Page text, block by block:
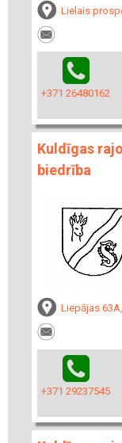
Lielais
+371 26480162
Kuldīgas
biedrība
Liepājas
+371 29237545